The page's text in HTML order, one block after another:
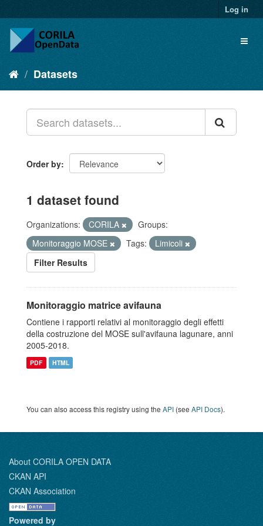
Log in
Datasets
Order by
1 dataset found
Organizations: CORILA
Groups:
Monitoraggio MOSE
Tags:
Limicoli
Filter Results
Monitoraggio matrice avifauna
Contiene i rapporti relativi al monitoraggio degli effetti
della costruzione del MOSE sull'avifauna lagunare, anni
2005-2018.
PDF HTML
You can also access this registry using the API (see API Docs).
About CORILA OPEN DATA
CKAN API
CKAN Association
Powered by